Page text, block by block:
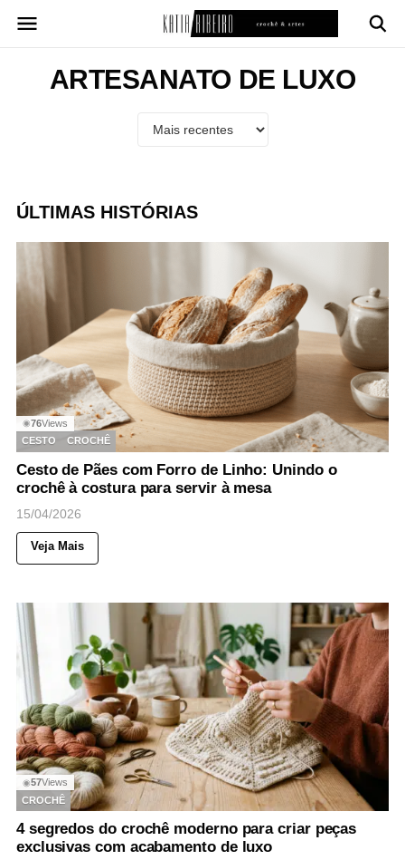
para
conteúdoARTESANATO DE LUXO
ÚLTIMAS HISTÓRIAS
◉76Views
CESTO
CROCHÊ
Cesto de Pães com Forro de Linho: Unindo o
crochê à costura para servir à mesa
15/04/2026
Veja Mais
◉57Views
CROCHÊ
4 segredos do crochê moderno para criar peças
exclusivas com acabamento de luxo